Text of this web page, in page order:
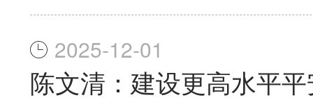
2025-12-01
陈文清：建设更高水平